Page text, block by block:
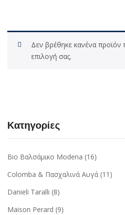
Δεν βρέθηκε κανένα προϊόν
επιλογή σας.
Κατηγορίες
Bio Βαλσάμικο Modena (16)
Colomba & Πασχαλινά Αυγά (11)
Danieli Taralli (8)
Maison Perard (9)